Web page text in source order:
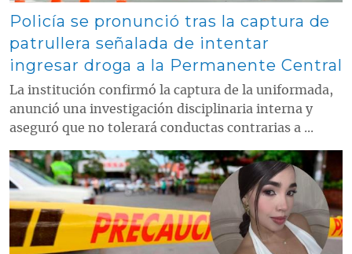
Policía se pronunció tras la captura de
patrullera señalada de intentar
ingresar droga a la Permanente Central
La institución confirmó la captura de la uniformada,
anunció una investigación disciplinaria interna y
aseguró que no tolerará conductas contrarias a ...
Contenido multimedia principal